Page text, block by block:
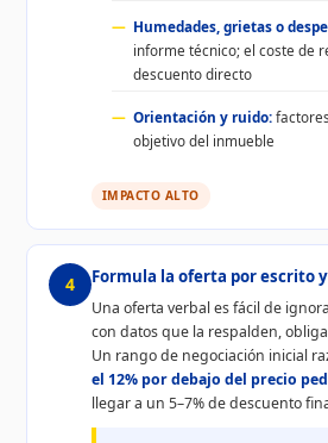
Humedades, grietas o
informe técnico; el coste de
descuento directo
Orientación y ruido:
objetivo del inmueble
IMPACTO ALTO
4 Formula la oferta por escrito
Una oferta verbal es fácil de
con datos que la respalden,
Un rango de negociación inicial
el 12% por debajo del precio
llegar a un 5–7% de descuento